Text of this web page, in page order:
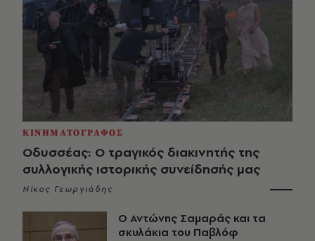
ΚΙΝΗΜΑΤΟΓΡΑΦΟΣ
Οδυσσέας: Ο τραγικός διακινητής της
συλλογικής ιστορικής συνείδησής μας
Νίκος Γεωργιάδης
Ο Αντώνης Σαμαράς και τα
σκυλάκια του Παβλόφ